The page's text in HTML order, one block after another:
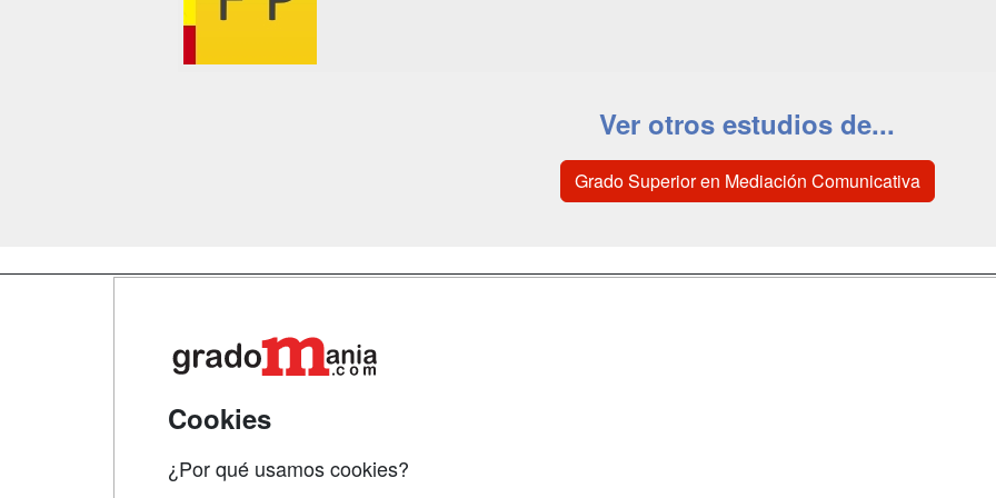
Ver otros estudios de...
Grado Superior en Mediación Comunicativa
Cookies
¿Por qué usamos cookies?